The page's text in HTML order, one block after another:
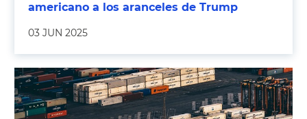
americano a los aranceles de Trump
03 JUN 2025